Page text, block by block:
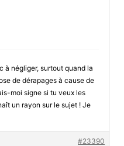
à négliger, surtout quand la
de dérapages à cause de
moi signe si tu veux les
un rayon sur le sujet ! Je
#23390